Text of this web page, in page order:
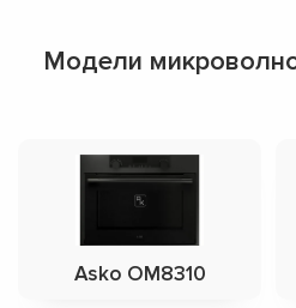
Модели
Asko OM8310